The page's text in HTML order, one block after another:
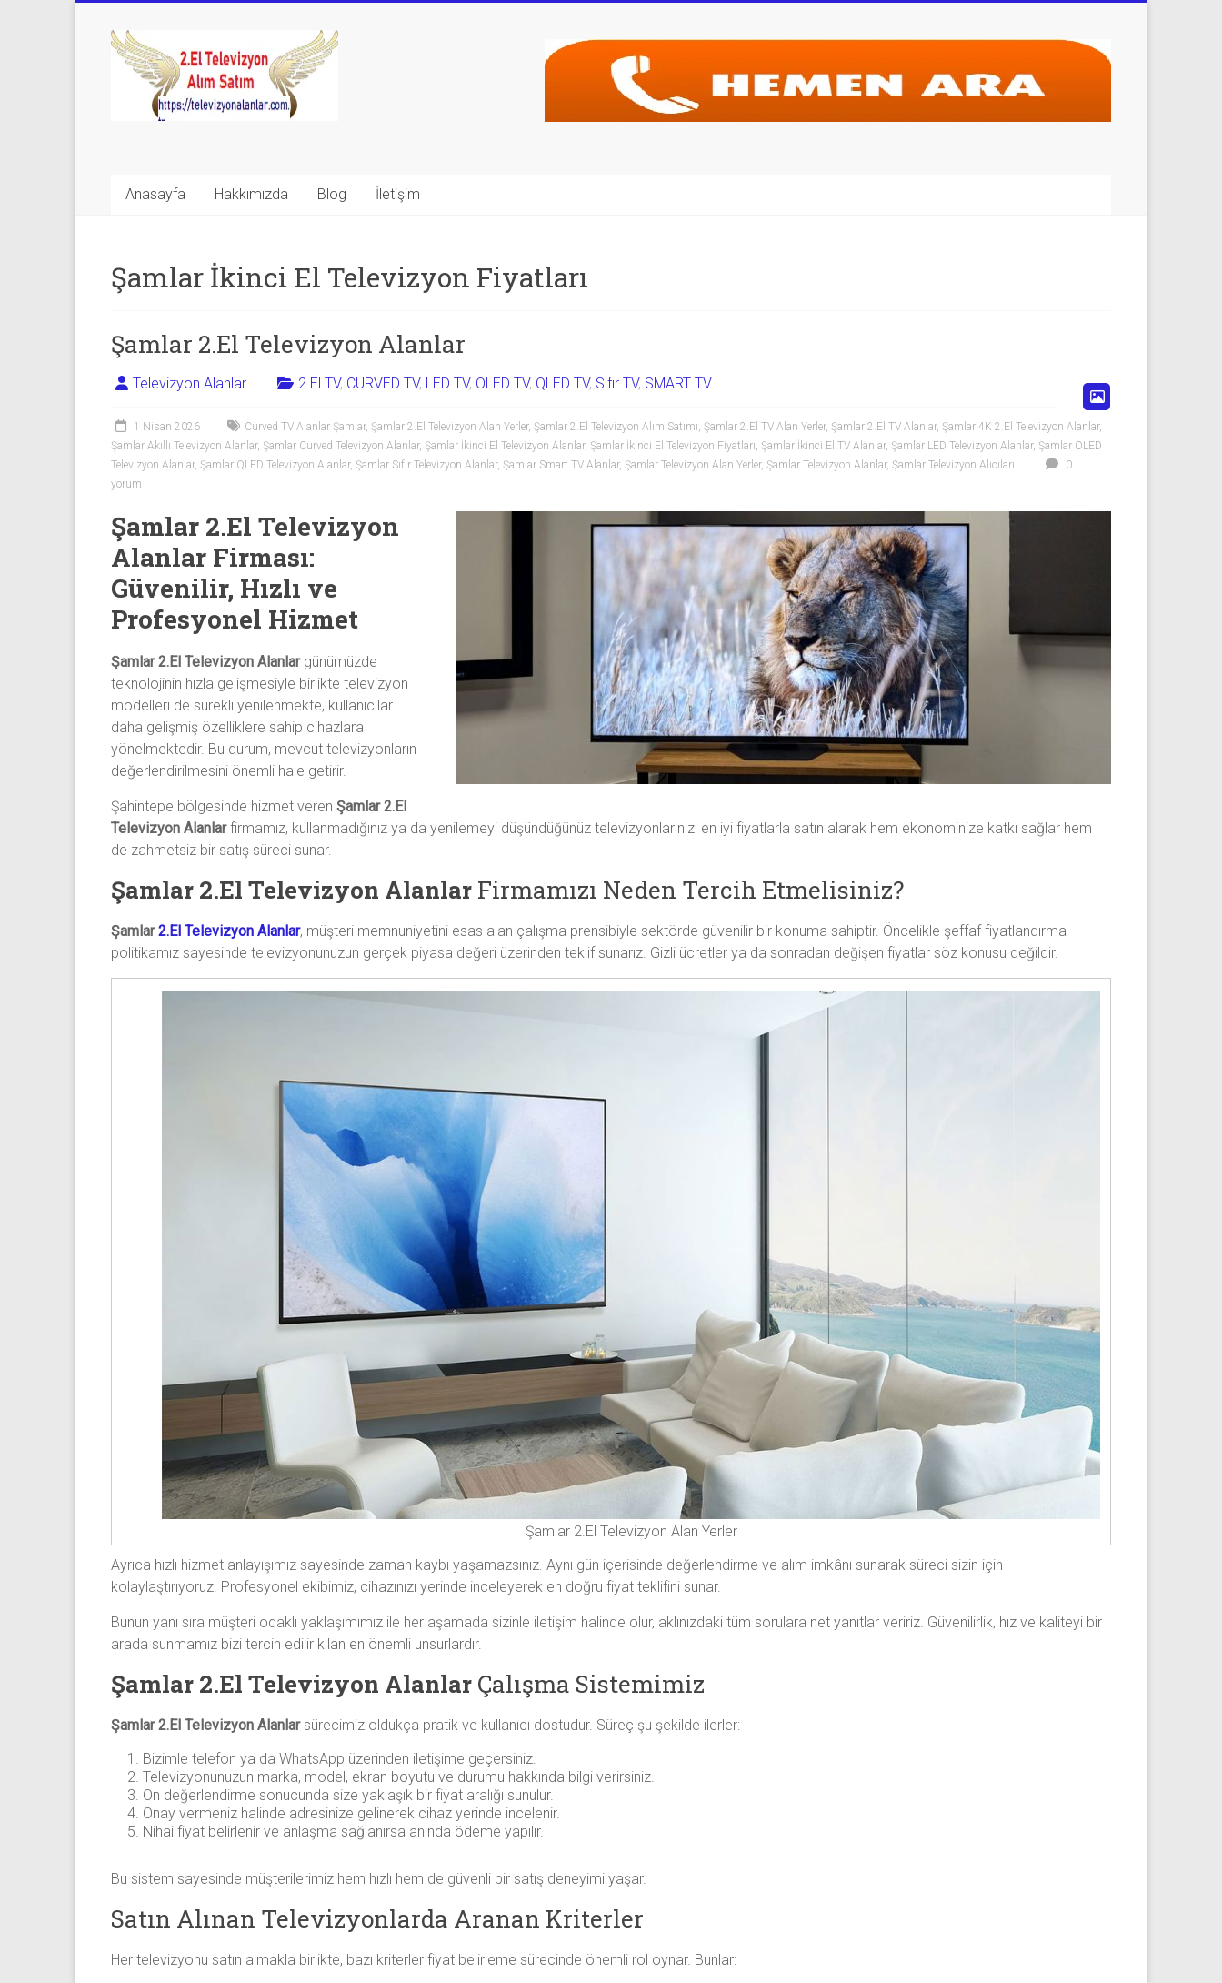
contentTelevizyon
Alanlar
Televizyon
|
TV
Alanlar
İkinci
El
Sıfır
Televizyon
Alanlar ile
iletişim
2.
el
televizyonlarınızı
hemen
bize
satarak
nakit
ödeme
alabilirsiniz.
TV
alanlar
adresten
yapıyor
Anasayfa Hakkımızda Blog İletişim
Şamlar İkinci El Televizyon Fiyatları
Şamlar 2.El Televizyon Alanlar
Televizyon Alanlar 2.El TV, CURVED TV, LED TV, OLED TV, QLED TV, Sıfır TV, SMART TV
1 Nisan 2026 Curved TV Alanlar Şamlar, Şamlar 2.El Televizyon Alan Yerler, Şamlar 2.El Televizyon Alım Satımı, Şamlar 2.El TV Alan Yerler, Şamlar 2.El TV Alanlar, Şamlar 4K 2.El Televizyon Alanlar,
Şamlar Akıllı Televizyon Alanlar, Şamlar Curved Televizyon Alanlar, Şamlar İkinci El Televizyon Alanlar, Şamlar İkinci El Televizyon Fiyatları, Şamlar İkinci El TV Alanlar, Şamlar LED Televizyon Alanlar, Şamlar OLED
Televizyon Alanlar, Şamlar QLED Televizyon Alanlar, Şamlar Sıfır Televizyon Alanlar, Şamlar Smart TV Alanlar, Şamlar Televizyon Alan Yerler, Şamlar Televizyon Alanlar, Şamlar Televizyon Alıcıları
0
yorum
Şamlar 2.El Televizyon
Alanlar Firması:
Güvenilir, Hızlı ve
Profesyonel Hizmet
Şamlar 2.El Televizyon Alanlargünümüzde
teknolojinin hızla gelişmesiyle birlikte televizyon
modelleri de sürekli yenilenmekte, kullanıcılar
daha gelişmiş özelliklere sahip cihazlara
yönelmektedir. Bu durum, mevcut televizyonların
değerlendirilmesini önemli hale getirir.
Şahintepe bölgesinde hizmet veren Şamlar 2.El
Televizyon Alanlarfirmamız, kullanmadığınız ya da yenilemeyi düşündüğünüz televizyonlarınızı en iyi fiyatlarla satın alarak hem ekonominize katkı sağlar hem
de zahmetsiz bir satış süreci sunar.
Şamlar 2.El Televizyon Alanlar Firmamızı Neden Tercih Etmelisiniz?
Şamlar2.El Televizyon Alanlar, müşteri memnuniyetini esas alan çalışma prensibiyle sektörde güvenilir bir konuma sahiptir. Öncelikle şeffaf fiyatlandırma
politikamız sayesinde televizyonunuzun gerçek piyasa değeri üzerinden teklif sunarız. Gizli ücretler ya da sonradan değişen fiyatlar söz konusu değildir.
Şamlar 2.El Televizyon Alan Yerler
Ayrıca hızlı hizmet anlayışımız sayesinde zaman kaybı yaşamazsınız. Aynı gün içerisinde değerlendirme ve alım imkânı sunarak süreci sizin için
kolaylaştırıyoruz. Profesyonel ekibimiz, cihazınızı yerinde inceleyerek en doğru fiyat teklifini sunar.
Bunun yanı sıra müşteri odaklı yaklaşımımız ile her aşamada sizinle iletişim halinde olur, aklınızdaki tüm sorulara net yanıtlar veririz. Güvenilirlik, hız ve kaliteyi bir
arada sunmamız bizi tercih edilir kılan en önemli unsurlardır.
Şamlar 2.El Televizyon Alanlar Çalışma Sistemimiz
Şamlar 2.El Televizyon Alanlarsürecimiz oldukça pratik ve kullanıcı dostudur. Süreç şu şekilde ilerler:
Bizimle telefon ya da WhatsApp üzerinden iletişime geçersiniz.
Televizyonunuzun marka, model, ekran boyutu ve durumu hakkında bilgi verirsiniz.
Ön değerlendirme sonucunda size yaklaşık bir fiyat aralığı sunulur.
Onay vermeniz halinde adresinize gelinerek cihaz yerinde incelenir.
Nihai fiyat belirlenir ve anlaşma sağlanırsa anında ödeme yapılır.
Bu sistem sayesinde müşterilerimiz hem hızlı hem de güvenli bir satış deneyimi yaşar.
Satın Alınan Televizyonlarda Aranan Kriterler
Her televizyonu satın almakla birlikte, bazı kriterler fiyat belirleme sürecinde önemli rol oynar. Bunlar: